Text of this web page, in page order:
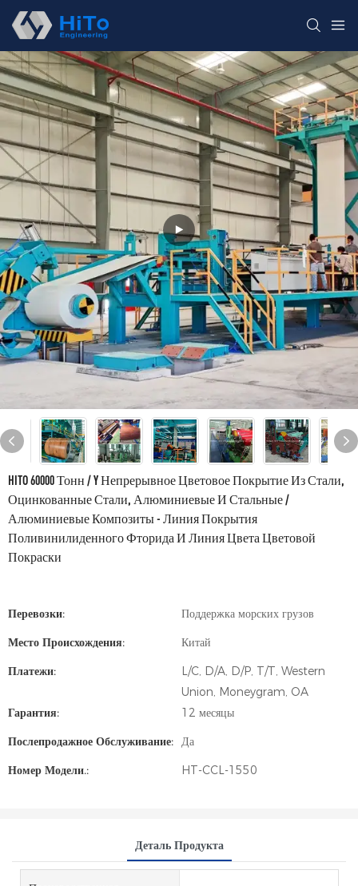
HITO 60000 Тонн / Y Непрерывное Цветовое Покрытие Из Стали,
Оцинкованные Стали, Алюминиевые И Стальные /
Алюминиевые Композиты - Линия Покрытия
Поливинилиденного Фторида И Линия Цвета Цветовой
Покраски
Перевозки:
Поддержка морских грузов
Место Происхождения:
Китай
Платежи:
L/C, D/A, D/P, T/T, Western
Union, Moneygram, OA
Гарантия:
12 месяцы
Послепродажное Обслуживание: Да
Номер Модели.:
HT-CCL-1550
Деталь Продукта